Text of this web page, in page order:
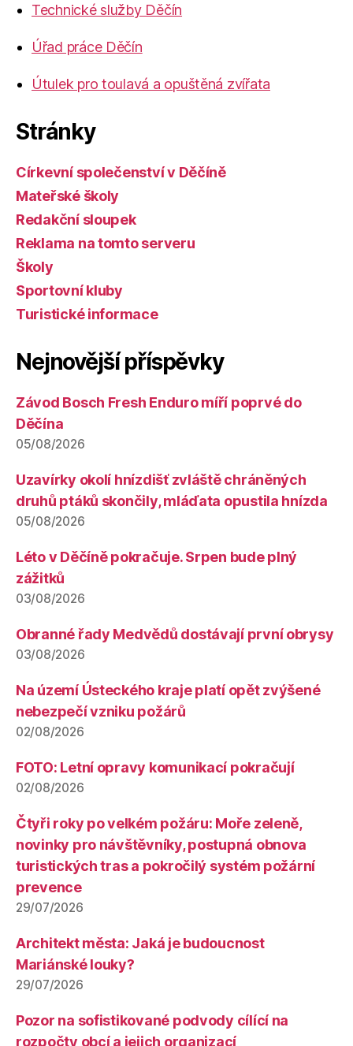
Technické služby Děčín
Úřad práce Děčín
Útulek pro toulavá a opuštěná zvířata
Stránky
Církevní společenství v Děčíně
Mateřské školy
Redakční sloupek
Reklama na tomto serveru
Školy
Sportovní kluby
Turistické informace
Nejnovější příspěvky
Závod Bosch Fresh Enduro míří poprvé do
Děčína
05/08/2026
Uzavírky okolí hnízdišť zvláště chráněných
druhů ptáků skončily, mláďata opustila hnízda
05/08/2026
Léto v Děčíně pokračuje. Srpen bude plný
zážitků
03/08/2026
Obranné řady Medvědů dostávají první obrysy
03/08/2026
Na území Ústeckého kraje platí opět zvýšené
nebezpečí vzniku požárů
02/08/2026
FOTO: Letní opravy komunikací pokračují
02/08/2026
Čtyři roky po velkém požáru: Moře zeleně,
novinky pro návštěvníky, postupná obnova
turistických tras a pokročilý systém požární
prevence
29/07/2026
Architekt města: Jaká je budoucnost
Mariánské louky?
29/07/2026
Pozor na sofistikované podvody cílící na
rozpočty obcí a jejich organizací